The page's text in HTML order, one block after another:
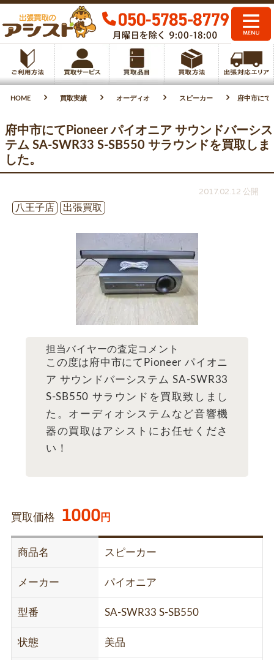
HOME 買取実績 オーディオ スピーカー 府中市にて
府中市にてPioneer パイオニア サウンドバーシス
テム SA-SWR33 S-SB550 サラウンドを買取しま
した。
2017.02.12 公開
八王子店
出張買取
担当バイヤーの査定コメント
この度は府中市にてPioneer パイオニ
ア サウンドバーシステム SA-SWR33
S-SB550 サラウンドを買取致しまし
た。オーディオシステムなど音響機
器の買取はアシストにお任せくださ
い！
買取価格 1000円
商品名 スピーカー
メーカー パイオニア
型番 SA-SWR33 S-SB550
状態 美品